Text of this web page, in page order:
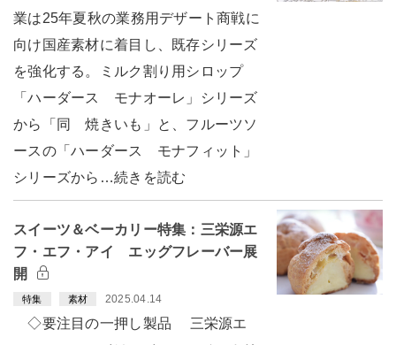
業は25年夏秋の業務用デザート商戦に
向け国産素材に着目し、既存シリーズ
を強化する。ミルク割り用シロップ
「ハーダース モナオーレ」シリーズ
から「同 焼きいも」と、フルーツソ
ースの「ハーダース モナフィット」
シリーズから…続きを読む
スイーツ＆ベーカリー特集：三栄源エ
フ・エフ・アイ エッグフレーバー展
開
特集 素材 2025.04.14
◇要注目の一押し製品 三栄源エ